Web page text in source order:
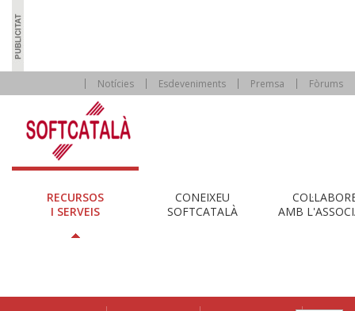
Notícies Esdeveniments Premsa Fòrums
RECURSOS
I SERVEIS
CONEIXEU
SOFTCATALÀ
AMB